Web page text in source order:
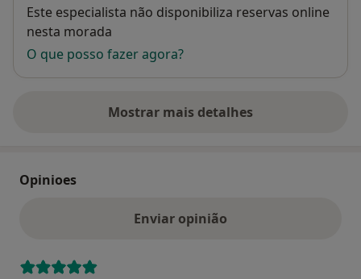
Disponibilidade
Este especialista não disponibiliza reservas online
nesta morada
O que posso fazer agora?
Mostrar mais detalhes
sobre o endereço
Opinioes
Enviar opinião